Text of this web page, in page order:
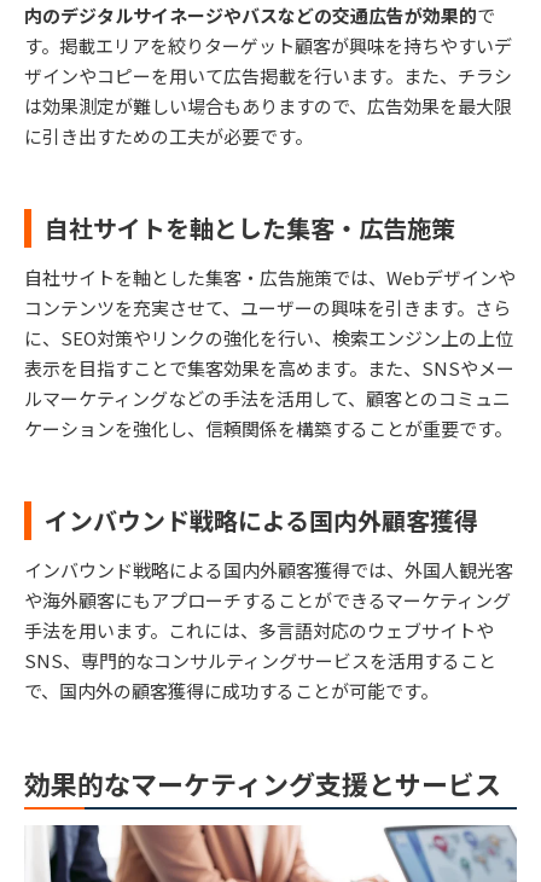
内のデジタルサイネージやバスなどの交通広告が効果的で
す。掲載エリアを絞りターゲット顧客が興味を持ちやすいデ
ザインやコピーを用いて広告掲載を行います。また、チラシ
は効果測定が難しい場合もありますので、広告効果を最大限
に引き出すための工夫が必要です。
自社サイトを軸とした集客・広告施策
自社サイトを軸とした集客・広告施策では、Webデザインや
コンテンツを充実させて、ユーザーの興味を引きます。さら
に、SEO対策やリンクの強化を行い、検索エンジン上の上位
表示を目指すことで集客効果を高めます。また、SNSやメー
ルマーケティングなどの手法を活用して、顧客とのコミュニ
ケーションを強化し、信頼関係を構築することが重要です。
インバウンド戦略による国内外顧客獲得
インバウンド戦略による国内外顧客獲得では、外国人観光客
や海外顧客にもアプローチすることができるマーケティング
手法を用います。これには、多言語対応のウェブサイトや
SNS、専門的なコンサルティングサービスを活用すること
で、国内外の顧客獲得に成功することが可能です。
効果的なマーケティング支援とサービス